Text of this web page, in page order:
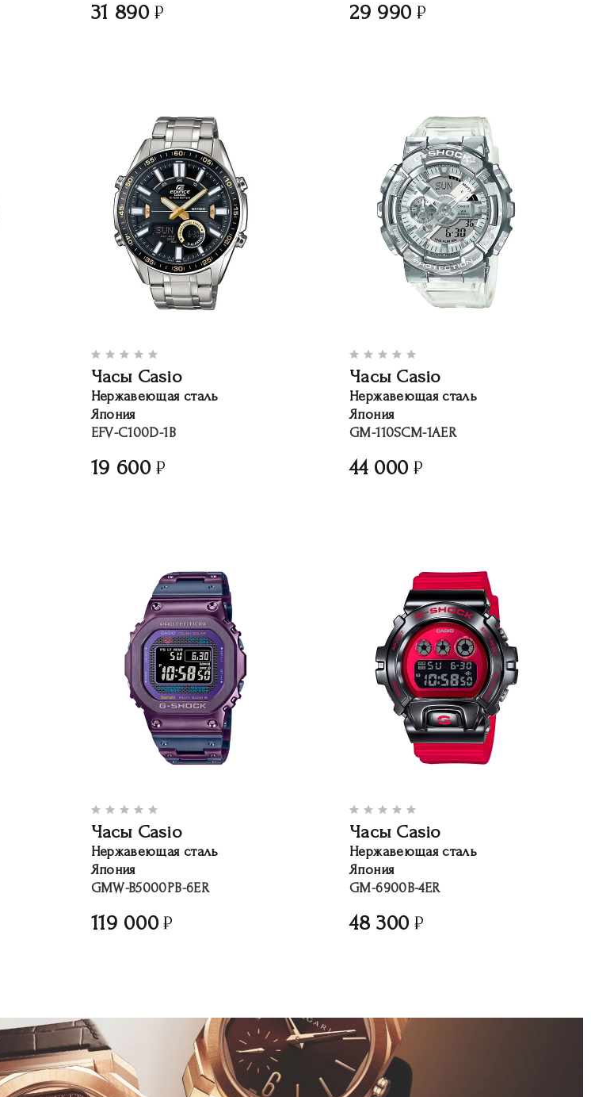
31 890 29 990
Часы Casio
Нержавеющая сталь
Япония
EFV-C100D-1B
19 600
Часы Casio
Нержавеющая сталь
Япония
GM-110SCM-1AER
44 000
Часы Casio
Нержавеющая сталь
Япония
GMW-B5000PB-6ER
119 000
Часы Casio
Нержавеющая сталь
Япония
GM-6900B-4ER
48 300